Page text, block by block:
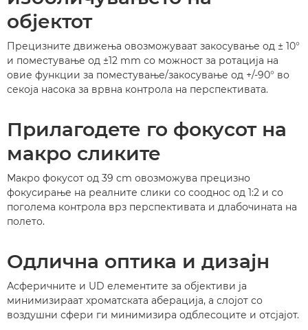
објектот
Прецизните движења овозможуваат закосување од ± 10°
и поместување од ±12 mm со можност за ротација на
овие функции за поместување/закосување од +/-90° во
секоја насока за врвна контрола на перспективата.
Прилагодете го фокусот на
макро сликите
Макро фокусот од 39 cm овозможува прецизно
фокусирање на реалните слики со сооднос од 1:2 и со
поголема контрола врз перспективата и длабочината на
полето.
Одлична оптика и дизајн
Асферичните и UD елементите за објективи ја
минимизираат хроматската аберација, а слојот со
воздушни сфери ги минимизира одблесоците и отсјајот.